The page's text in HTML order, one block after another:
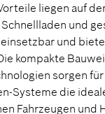
liegen auf
und
und
kompakte
sorgen
Systeme die
Fahrzeugen und